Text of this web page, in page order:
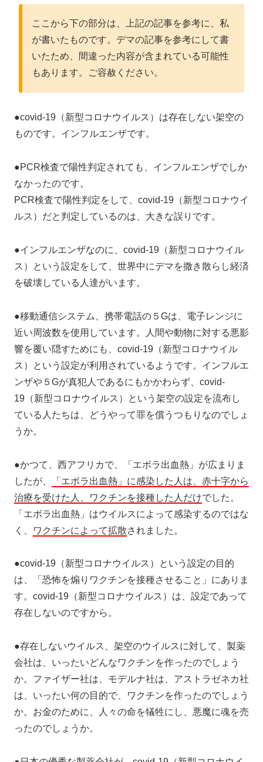
ここから下の部分は、上記の記事を参考に、私
が書いたものです。デマの記事を参考にして書
いたため、間違った内容が含まれている可能性
もあります。ご容赦ください。
●covid-19（新型コロナウイルス）は存在しない架空の
ものです。インフルエンザです。
●PCR検査で陽性判定されても、インフルエンザでしか
なかったのです。
PCR検査で陽性判定をして、covid-19（新型コロナウイ
ルス）だと判定しているのは、大きな誤りです。
●インフルエンザなのに、covid-19（新型コロナウイル
ス）という設定をして、世界中にデマを撒き散らし経済
を破壊している人達がいます。
●移動通信システム、携帯電話の５Gは、電子レンジに
近い周波数を使用しています。人間や動物に対する悪影
響を覆い隠すためにも、covid-19（新型コロナウイル
ス）という設定が利用されているようです。インフルエ
ンザや５Gが真犯人であるにもかかわらず、covid-
19（新型コロナウイルス）という架空の設定を流布し
ている人たちは、どうやって罪を償うつもりなのでしょ
うか。
●かつて、西アフリカで、「エボラ出血熱」が広まりま
したが、
「エボラ出血熱」に感染した人は、赤十字から
治療を受けた人、ワクチンを接種した人だけでした。
「エボラ出血熱」はウイルスによって感染するのではな
く、
ワクチンによって拡散されました。
●covid-19（新型コロナウイルス）という設定の目的
は、「恐怖を煽りワクチンを接種させること」にありま
す。covid-19（新型コロナウイルス）は、設定であって
存在しないのですから。
●存在しないウイルス、架空のウイルスに対して、製薬
会社は、いったいどんなワクチンを作ったのでしょう
か。ファイザー社は、モデルナ社は、アストラゼネカ社
は、いったい何の目的で、ワクチンを作ったのでしょう
か。お金のために、人々の命を犠牲にし、悪魔に魂を売
ったのでしょうか。